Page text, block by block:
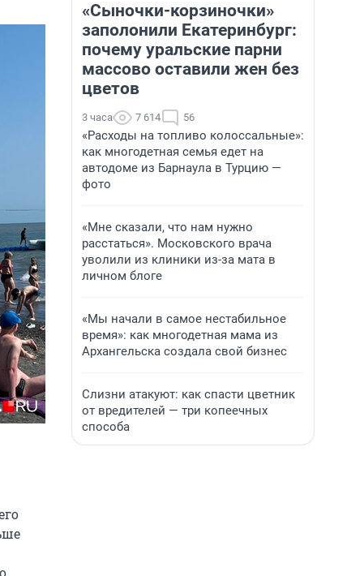
«Сыночки-корзиночки»
заполонили Екатеринбург:
почему уральские парни
массово оставили жен без
цветов
3 часа 7 614 56
«Расходы на топливо колоссальные»:
как многодетная семья едет на
автодоме из Барнаула в Турцию —
фото
«Мне сказали, что нам нужно
расстаться». Московского врача
уволили из клиники из-за мата в
личном блоге
«Мы начали в самое нестабильное
время»: как многодетная мама из
Архангельска создала свой бизнес
Слизни атакуют: как спасти цветник
от вредителей — три копеечных
способа